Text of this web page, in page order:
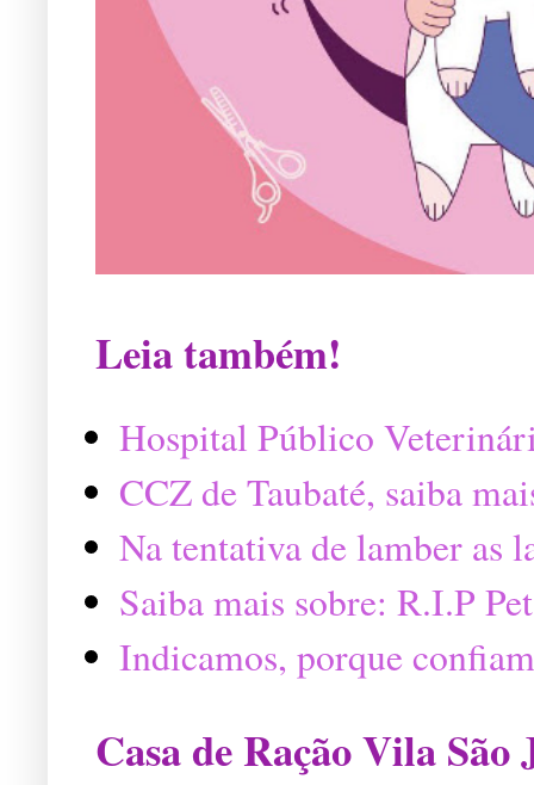
Leia também!
Hospital Público
CCZ de Taubaté, saiba
Na tentativa de lamber as
Saiba mais sobre: R.I.P
Indicamos, porque
Casa de Ração Vila São